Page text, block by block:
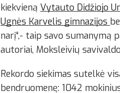
kiekvienąVytauto Didžiojo
Ugnės Karvelis gimnazijos
narį“,- taip savo sumanymą
autoriai, Moksleivių
Rekordo siekimas sutelkė
bendruomenę: 1042